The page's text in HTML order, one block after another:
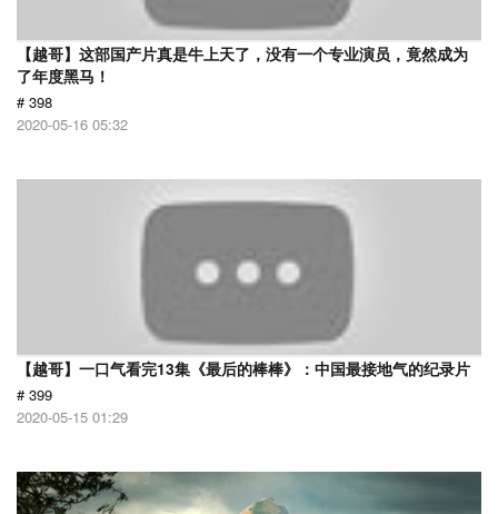
【越哥】这部国产片真是牛上天了，没有一个专业演员，竟然成为
了年度黑马！
# 398
2020-05-16 05:32
【越哥】一口气看完13集《最后的棒棒》：中国最接地气的纪录片
# 399
2020-05-15 01:29